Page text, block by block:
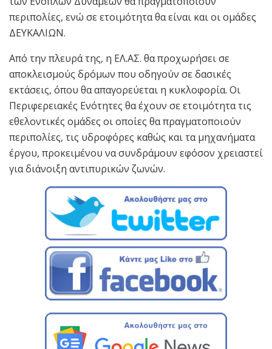
περιπολίες, ενώ σε ετοιμότητα θα είναι και οι ομάδες
ΔΕΥΚΑΛΙΩΝ.
Από την πλευρά της, η ΕΛ.ΑΣ. θα προχωρήσει σε
αποκλεισμούς δρόμων που οδηγούν σε δασικές
εκτάσεις, όπου θα απαγορεύεται η κυκλοφορία. Οι
Περιφερειακές Ενότητες θα έχουν σε ετοιμότητα τις
εθελοντικές ομάδες οι οποίες θα πραγματοποιούν
περιπολίες, τις υδροφόρες καθώς και τα μηχανήματα
έργου, προκειμένου να συνδράμουν εφόσον χρειαστεί
για διάνοιξη αντιπυρικών ζωνών.